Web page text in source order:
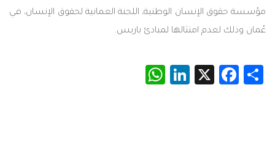
مؤسسة حقوق الإنسان الوطنية، اللجنة العمانية لحقوق الإنسان، في
عُمان وذلك لعدم امتثالها لمبادئ باريس.
Share
Facebook
X
LinkedIn